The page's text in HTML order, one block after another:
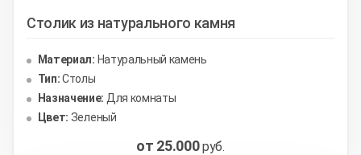
Столик из натурального камня
Материал: Натуральный камень
Тип:Столы
Назначение: Для комнаты
Цвет: Зеленый
от 25.000руб.